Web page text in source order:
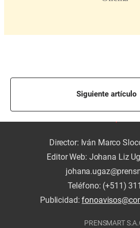
Siguiente artículo
Director: Iván Marco
Editor Web: Johana Liz
Teléfono: (+511)
Publicidad:
PRENSMART